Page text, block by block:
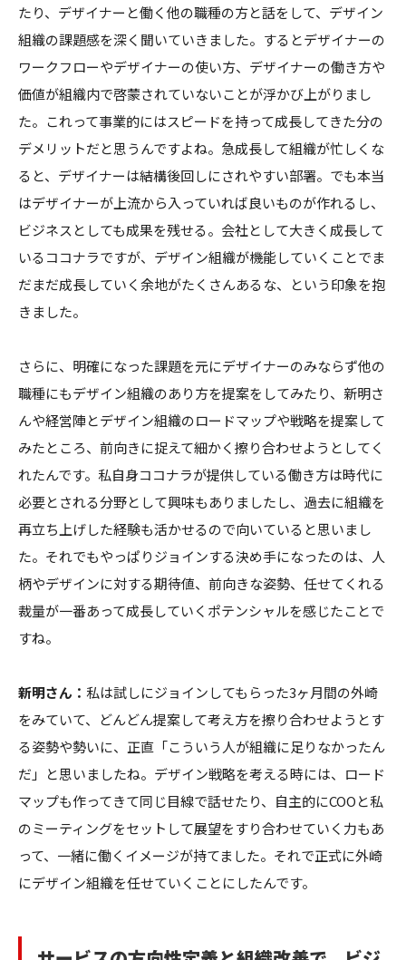
たり、デザイナーと働く他の職種の方と話をして、デザイン
組織の課題感を深く聞いていきました。するとデザイナーの
ワークフローやデザイナーの使い方、デザイナーの働き方や
価値が組織内で啓蒙されていないことが浮かび上がりまし
た。これって事業的にはスピードを持って成長してきた分の
デメリットだと思うんですよね。急成長して組織が忙しくな
ると、デザイナーは結構後回しにされやすい部署。でも本当
はデザイナーが上流から入っていれば良いものが作れるし、
ビジネスとしても成果を残せる。会社として大きく成長して
いるココナラですが、デザイン組織が機能していくことでま
だまだ成長していく余地がたくさんあるな、という印象を抱
きました。
さらに、明確になった課題を元にデザイナーのみならず他の
職種にもデザイン組織のあり方を提案をしてみたり、新明さ
んや経営陣とデザイン組織のロードマップや戦略を提案して
みたところ、前向きに捉えて細かく擦り合わせようとしてく
れたんです。私自身ココナラが提供している働き方は時代に
必要とされる分野として興味もありましたし、過去に組織を
再立ち上げした経験も活かせるので向いていると思いまし
た。それでもやっぱりジョインする決め手になったのは、人
柄やデザインに対する期待値、前向きな姿勢、任せてくれる
裁量が一番あって成長していくポテンシャルを感じたことで
すね。
新明さん： 私は試しにジョインしてもらった3ヶ月間の外崎
をみていて、どんどん提案して考え方を擦り合わせようとす
る姿勢や勢いに、正直「こういう人が組織に足りなかったん
だ」と思いましたね。デザイン戦略を考える時には、ロード
マップも作ってきて同じ目線で話せたり、自主的にCOOと私
のミーティングをセットして展望をすり合わせていく力もあ
って、一緒に働くイメージが持てました。それで正式に外崎
にデザイン組織を任せていくことにしたんです。